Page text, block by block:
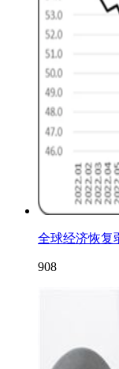
全球经济恢复
908